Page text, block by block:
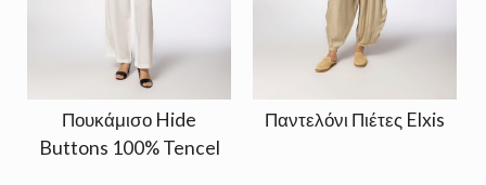
Πουκάμισο Hide
Buttons 100% Tencel
Παντελόνι Πιέτες Elxis